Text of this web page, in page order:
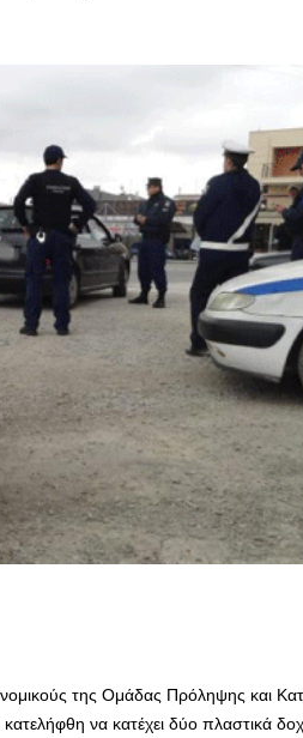
της Ομάδας Πρόληψης και
να κατέχει δύο πλαστικά